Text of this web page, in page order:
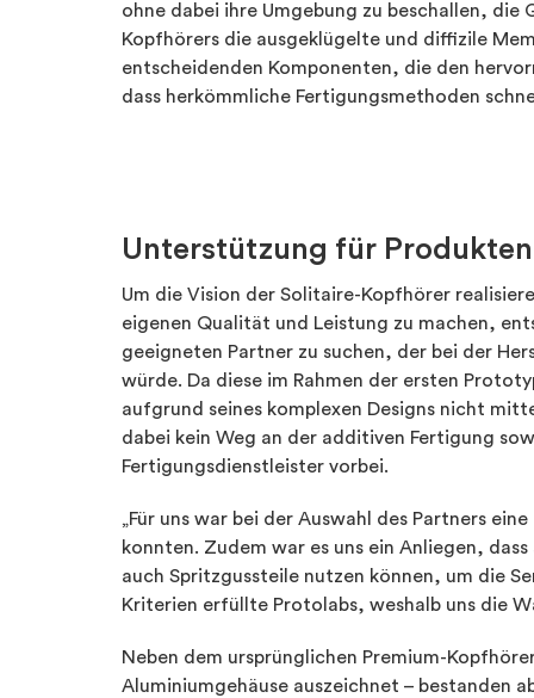
ohne dabei ihre Umgebung zu beschallen,
Kopfhörers die ausgeklügelte und diffizile
entscheidenden Komponenten, die den
dass herkömmliche Fertigungsmethoden
Unterstützung für
Um die Vision der Solitaire-Kopfhörer
eigenen Qualität und Leistung zu machen,
geeigneten Partner zu suchen, der bei der
würde. Da diese im Rahmen der ersten
aufgrund seines komplexen Designs nicht
dabei kein Weg an der additiven Fertigung
Fertigungsdienstleister vorbei.
„Für uns war bei der Auswahl des Partners
konnten. Zudem war es uns ein Anliegen,
auch Spritzgussteile nutzen können, um die
Kriterien erfüllte Protolabs, weshalb uns die
Neben dem ursprünglichen Premium-
Aluminiumgehäuse auszeichnet – bestanden